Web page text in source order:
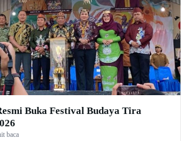
Buka Festival Budaya Tira
baca